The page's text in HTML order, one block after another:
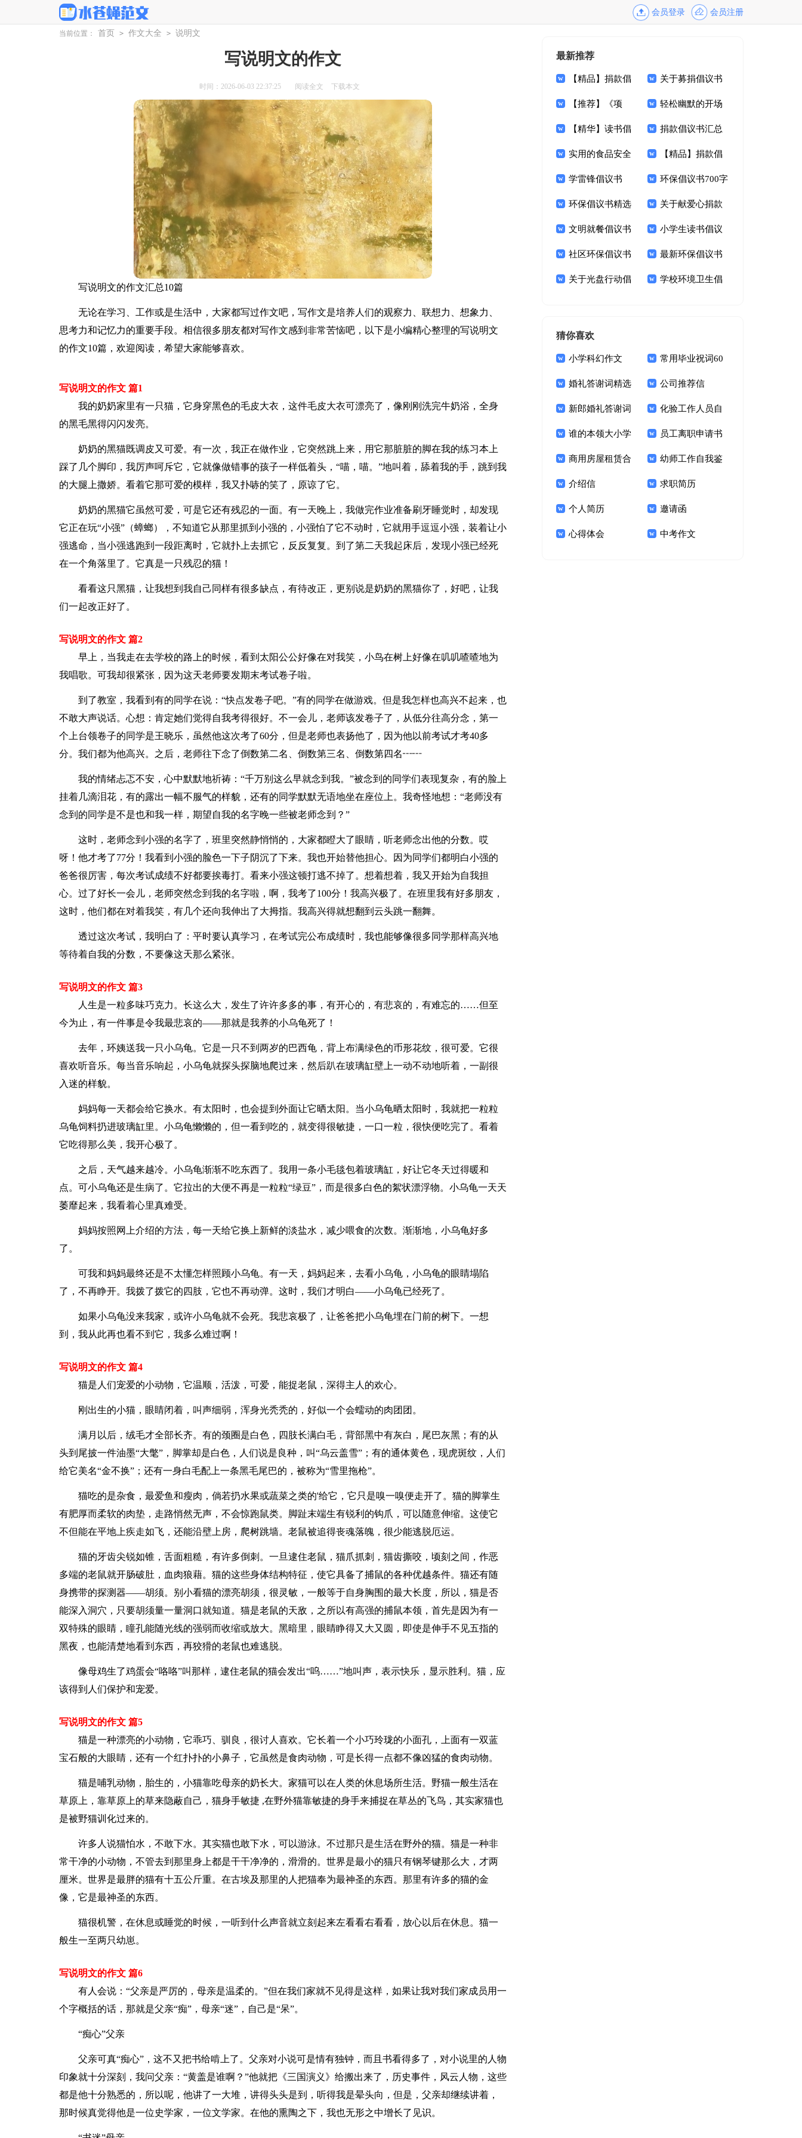
会员登录 会员注册
当前位置： 首页 > 作文大全 > 说明文
写说明文的作文
时间：2026-06-03 22:37:25 阅读全文 下载本文
写说明文的作文汇总10篇
无论在学习、工作或是生活中，大家都写过作文吧，写作文是培养人们的观察力、联想力、想象力、
思考力和记忆力的重要手段。相信很多朋友都对写作文感到非常苦恼吧，以下是小编精心整理的写说明文
的作文10篇，欢迎阅读，希望大家能够喜欢。
写说明文的作文 篇1
我的奶奶家里有一只猫，它身穿黑色的毛皮大衣，这件毛皮大衣可漂亮了，像刚刚洗完牛奶浴，全身
的黑毛黑得闪闪发亮。
奶奶的黑猫既调皮又可爱。有一次，我正在做作业，它突然跳上来，用它那脏脏的脚在我的练习本上
踩了几个脚印，我厉声呵斥它，它就像做错事的孩子一样低着头，“喵，喵。”地叫着，舔着我的手，跳到我
的大腿上撒娇。看着它那可爱的模样，我又扑哧的笑了，原谅了它。
奶奶的黑猫它虽然可爱，可是它还有残忍的一面。有一天晚上，我做完作业准备刷牙睡觉时，却发现
它正在玩“小强”（蟑螂），不知道它从那里抓到小强的，小强怕了它不动时，它就用手逗逗小强，装着让小
强逃命，当小强逃跑到一段距离时，它就扑上去抓它，反反复复。到了第二天我起床后，发现小强已经死
在一个角落里了。它真是一只残忍的猫！
看看这只黑猫，让我想到我自己同样有很多缺点，有待改正，更别说是奶奶的黑猫你了，好吧，让我
们一起改正好了。
写说明文的作文 篇2
早上，当我走在去学校的路上的时候，看到太阳公公好像在对我笑，小鸟在树上好像在叽叽喳喳地为
我唱歌。可我却很紧张，因为这天老师要发期末考试卷子啦。
到了教室，我看到有的同学在说：“快点发卷子吧。”有的同学在做游戏。但是我怎样也高兴不起来，也
不敢大声说话。心想：肯定她们觉得自我考得很好。不一会儿，老师该发卷子了，从低分往高分念，第一
个上台领卷子的同学是王晓乐，虽然他这次考了60分，但是老师也表扬他了，因为他以前考试才考40多
分。我们都为他高兴。之后，老师往下念了倒数第二名、倒数第三名、倒数第四名┅┅
我的情绪忐忑不安，心中默默地祈祷：“千万别这么早就念到我。”被念到的同学们表现复杂，有的脸上
挂着几滴泪花，有的露出一幅不服气的样貌，还有的同学默默无语地坐在座位上。我奇怪地想：“老师没有
念到的同学是不是也和我一样，期望自我的名字晚一些被老师念到？”
这时，老师念到小强的名字了，班里突然静悄悄的，大家都瞪大了眼睛，听老师念出他的分数。哎
呀！他才考了77分！我看到小强的脸色一下子阴沉了下来。我也开始替他担心。因为同学们都明白小强的
爸爸很厉害，每次考试成绩不好都要挨毒打。看来小强这顿打逃不掉了。想着想着，我又开始为自我担
心。过了好长一会儿，老师突然念到我的名字啦，啊，我考了100分！我高兴极了。在班里我有好多朋友，
这时，他们都在对着我笑，有几个还向我伸出了大拇指。我高兴得就想翻到云头跳一翻舞。
透过这次考试，我明白了：平时要认真学习，在考试完公布成绩时，我也能够像很多同学那样高兴地
等待着自我的分数，不要像这天那么紧张。
写说明文的作文 篇3
人生是一粒多味巧克力。长这么大，发生了许许多多的事，有开心的，有悲哀的，有难忘的……但至
今为止，有一件事是令我最悲哀的——那就是我养的小乌龟死了！
去年，环姨送我一只小乌龟。它是一只不到两岁的巴西龟，背上布满绿色的币形花纹，很可爱。它很
喜欢听音乐。每当音乐响起，小乌龟就探头探脑地爬过来，然后趴在玻璃缸壁上一动不动地听着，一副很
入迷的样貌。
妈妈每一天都会给它换水。有太阳时，也会提到外面让它晒太阳。当小乌龟晒太阳时，我就把一粒粒
乌龟饲料扔进玻璃缸里。小乌龟懒懒的，但一看到吃的，就变得很敏捷，一口一粒，很快便吃完了。看着
它吃得那么美，我开心极了。
之后，天气越来越冷。小乌龟渐渐不吃东西了。我用一条小毛毯包着玻璃缸，好让它冬天过得暖和
点。可小乌龟还是生病了。它拉出的大便不再是一粒粒“绿豆”，而是很多白色的絮状漂浮物。小乌龟一天天
萎靡起来，我看着心里真难受。
妈妈按照网上介绍的方法，每一天给它换上新鲜的淡盐水，减少喂食的次数。渐渐地，小乌龟好多
了。
可我和妈妈最终还是不太懂怎样照顾小乌龟。有一天，妈妈起来，去看小乌龟，小乌龟的眼睛塌陷
了，不再睁开。我拨了拨它的四肢，它也不再动弹。这时，我们才明白——小乌龟已经死了。
如果小乌龟没来我家，或许小乌龟就不会死。我悲哀极了，让爸爸把小乌龟埋在门前的树下。一想
到，我从此再也看不到它，我多么难过啊！
写说明文的作文 篇4
猫是人们宠爱的小动物，它温顺，活泼，可爱，能捉老鼠，深得主人的欢心。
刚出生的小猫，眼睛闭着，叫声细弱，浑身光秃秃的，好似一个会蠕动的肉团团。
满月以后，绒毛才全部长齐。有的颈圈是白色，四肢长满白毛，背部黑中有灰白，尾巴灰黑；有的从
头到尾披一件油墨“大氅”，脚掌却是白色，人们说是良种，叫“乌云盖雪”；有的通体黄色，现虎斑纹，人们
给它美名“金不换”；还有一身白毛配上一条黑毛尾巴的，被称为“雪里拖枪”。
猫吃的是杂食，最爱鱼和瘦肉，倘若扔水果或蔬菜之类的'给它，它只是嗅一嗅便走开了。猫的脚掌生
有肥厚而柔软的肉垫，走路悄然无声，不会惊跑鼠类。脚趾末端生有锐利的钩爪，可以随意伸缩。这使它
不但能在平地上疾走如飞，还能沿壁上房，爬树跳墙。老鼠被追得丧魂落魄，很少能逃脱厄运。
猫的牙齿尖锐如锥，舌面粗糙，有许多倒刺。一旦逮住老鼠，猫爪抓刺，猫齿撕咬，顷刻之间，作恶
多端的老鼠就开肠破肚，血肉狼藉。猫的这些身体结构特征，使它具备了捕鼠的各种优越条件。猫还有随
身携带的探测器——胡须。别小看猫的漂亮胡须，很灵敏，一般等于自身胸围的最大长度，所以，猫是否
能深入洞穴，只要胡须量一量洞口就知道。猫是老鼠的天敌，之所以有高强的捕鼠本领，首先是因为有一
双特殊的眼睛，瞳孔能随光线的强弱而收缩或放大。黑暗里，眼睛睁得又大又圆，即使是伸手不见五指的
黑夜，也能清楚地看到东西，再狡猾的老鼠也难逃脱。
像母鸡生了鸡蛋会“咯咯”叫那样，逮住老鼠的猫会发出“呜……”地叫声，表示快乐，显示胜利。猫，应
该得到人们保护和宠爱。
写说明文的作文 篇5
猫是一种漂亮的小动物，它乖巧、驯良，很讨人喜欢。它长着一个小巧玲珑的小面孔，上面有一双蓝
宝石般的大眼睛，还有一个红扑扑的小鼻子，它虽然是食肉动物，可是长得一点都不像凶猛的食肉动物。
猫是哺乳动物，胎生的，小猫靠吃母亲的奶长大。家猫可以在人类的休息场所生活。野猫一般生活在
草原上，靠草原上的草来隐蔽自己，猫身手敏捷 ,在野外猫靠敏捷的身手来捕捉在草丛的飞鸟，其实家猫也
是被野猫训化过来的。
许多人说猫怕水，不敢下水。其实猫也敢下水，可以游泳。不过那只是生活在野外的猫。猫是一种非
常干净的小动物，不管去到那里身上都是干干净净的，滑滑的。世界是最小的猫只有钢琴键那么大，才两
厘米。世界是最胖的猫有十五公斤重。在古埃及那里的人把猫奉为最神圣的东西。那里有许多的猫的金
像，它是最神圣的东西。
猫很机警，在休息或睡觉的时候，一听到什么声音就立刻起来左看看右看看，放心以后在休息。猫一
般生一至两只幼崽。
写说明文的作文 篇6
有人会说：“父亲是严厉的，母亲是温柔的。”但在我们家就不见得是这样，如果让我对我们家成员用一
个字概括的话，那就是父亲“痴”，母亲“迷”，自己是“呆”。
“痴心”父亲
父亲可真“痴心”，这不又把书给啃上了。父亲对小说可是情有独钟，而且书看得多了，对小说里的人物
印象就十分深刻，我问父亲：“黄盖是谁啊？”他就把《三国演义》给搬出来了，历史事件，风云人物，这些
都是他十分熟悉的，所以呢，他讲了一大堆，讲得头头是到，听得我是晕头向，但是，父亲却继续讲着，
那时候真觉得他是一位史学家，一位文学家。在他的熏陶之下，我也无形之中增长了见识。
最新推荐
【精品】捐款倡
议书锦集9篇
关于募捐倡议书
范文集锦9篇
【推荐】《项
链》读后感9篇
轻松幽默的开场
白
【精华】读书倡
议书锦集九篇
捐款倡议书汇总
七篇
实用的食品安全
倡议书4篇
【精品】捐款倡
议书集合7篇
学雷锋倡议书
1000字
环保倡议书700字
环保倡议书精选
15篇
关于献爱心捐款
倡议书范文9篇
文明就餐倡议书
范文锦集九篇
小学生读书倡议
书14篇
社区环保倡议书
15篇
最新环保倡议书
关于光盘行动倡 学校环境卫生倡
猜你喜欢
小学科幻作文 常用毕业祝词60
句
婚礼答谢词精选
15篇
公司推荐信
新郎婚礼答谢词
锦集十篇
化验工作人员自
我鉴定
谁的本领大小学
作文
员工离职申请书
商用房屋租赁合
同15篇
幼师工作自我鉴
定(15篇)
介绍信 求职简历
个人简历 邀请函
心得体会 中考作文